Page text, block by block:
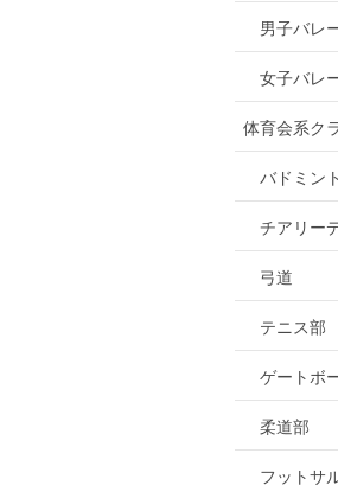
男子バレ
女子バレ
体育会系ク
バドミン
チアリー
弓道
テニス部
ゲートボ
柔道部
フットサ